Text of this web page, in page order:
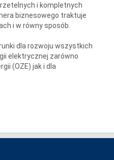
i kompletnych
biznesowego traktuje
i w równy sposób.
dla rozwoju wszystkich
elektrycznej zarówno
(OZE) jak i dla